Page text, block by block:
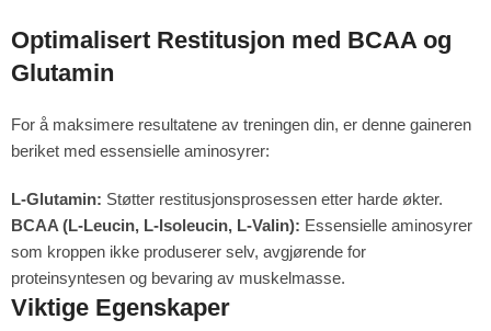
Optimalisert Restitusjon med BCAA og
Glutamin
For å maksimere resultatene av treningen din, er denne gaineren
beriket med essensielle aminosyrer:
L-Glutamin: Støtter restitusjonsprosessen etter harde økter.
BCAA (L-Leucin, L-Isoleucin, L-Valin): Essensielle aminosyrer
som kroppen ikke produserer selv, avgjørende for
proteinsyntesen og bevaring av muskelmasse.
Viktige Egenskaper